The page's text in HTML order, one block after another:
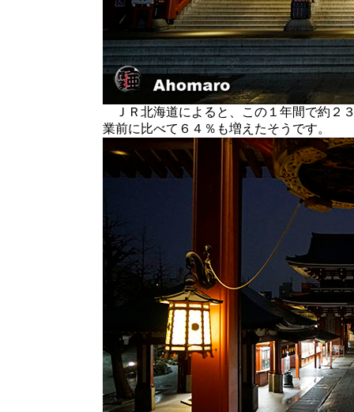
ＪＲ北海道によると、この１年間で約２
業前に比べて６４％も増えたそうです。